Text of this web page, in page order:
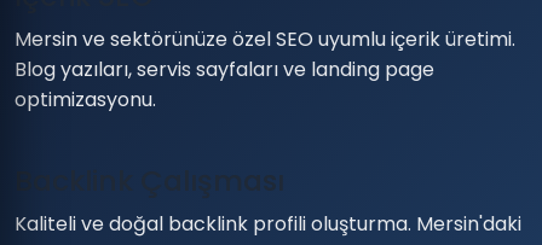
Mersin ve sektörünüze özel SEO uyumlu içerik üretimi.
Blog yazıları, servis sayfaları ve landing page
optimizasyonu.
Backlink Çalışması
Kaliteli ve doğal backlink profili oluşturma. Mersin'daki